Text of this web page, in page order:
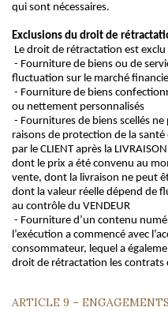
qui sont nécessaires.
Exclusions du droit de
Le droit de rétractation est
- Fourniture de biens ou de
fluctuation sur le marché
- Fourniture de biens
ou nettement personnalisés
- Fournitures de biens scellés
raisons de protection de la
par le CLIENT après la
dont le prix a été convenu au
vente, dont la livraison ne peut
dont la valeur réelle dépend de
au contrôle du VENDEUR
- Fourniture d’un contenu
l’exécution a commencé avec
consommateur, lequel a
droit de rétractation les contrats
ARTICLE 9 –